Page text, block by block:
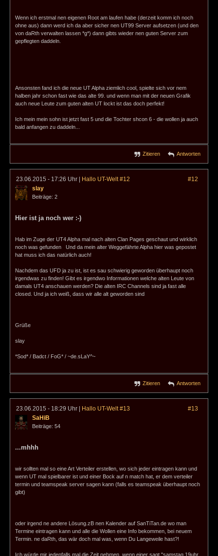
Wenn ich erstmal nen eigenen Root am laufen habe (derzeit komm ich noch
ohne aus) dann werd ich da aber sicher nen UT99 Server aufsetzen (und den
von daRth verwalten lassen *g*) dann gibts wieder nen guten Server zum
gepflegten daddeln.
Ansonsten fand ich die neue UT Alpha ziemlich cool, spielte sich vor nem
halben jahr schon fast wie das alte 99. und wenn man mit der neuen Grafik
auch neue Leute zum guten alten UT lockt ist das doch perfekt!
Ich mein mein sohn ist jetzt fast 5 und die Tochter shcon 6 - die wollen ja auch
bald anfangen zu daddeln...
Zitieren Antworten
23.06.2015 - 17:26 Uhr Hallo UT-Welt #12
#12
slay
Beiträge: 2
Hier ist ja noch wer :-)
Hab im Zuge der UT4 Alpha mal nach alten Clan Pages geschaut und wirklich
noch was gefunden
Und da mein alter Weggefährte Alpha hier was gepostet
hat muss ich das natürlich auch!
Nachdem das UFD ja zu ist, ist es sau schwierig geworden überhaupt noch
irgendwas zu finden! Gibt es irgendwo Informationen welche alten Leute von
damals UT4 anschauen werden? Die alten IRC Channels sind ja fast alle
closed. Und ja ich weiß, dass wir alle alt geworden sind
Grüße
slay
*Sod* / Badct / FoG* / ~de.sLaY^~
Zitieren Antworten
23.06.2015 - 18:29 Uhr Hallo UT-Welt #13
#13
SaHiB
Beiträge: 54
...mhhh
wir sollten mal so eine Art Verteiler erstellen, wo sich jeder eintragen kann und
wenn UT mal spielbarer ist und einer Bock auf n match hat, er dem verteiler
termin und teamspeak server sagen kann (falls es teamspeak überhaupt noch
gibt)
oder irgend ne andere Lösung.zB nen Kalender auf SanTiTan.de wo man
Termine eintragen kann und alle die Wollen eine Info bekommen, bei neuem
Termin. ne daRth, das wär doch mal was, wenn Du Langeweile hast?!
Ich würde mir jedenfalls mal die Zeit nehmen, wenn einer sagt "samstag 19uhr